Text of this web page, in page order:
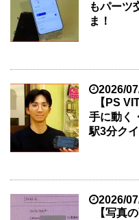
もパーツ
ま！
2026/
【PS
手に動く
駅3分ク
2026/
【写真